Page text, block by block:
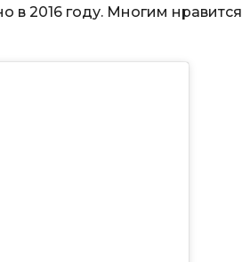
в 2016 году. Многим нравится